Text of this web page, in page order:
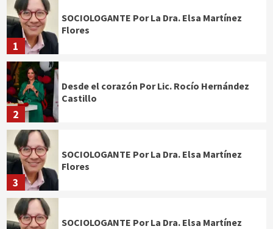
1
SOCIOLOGANTE Por La Dra. Elsa Martínez
Flores
2
Desde el corazón Por Lic. Rocío Hernández
Castillo
3
SOCIOLOGANTE Por La Dra. Elsa Martínez
Flores
SOCIOLOGANTE Por La Dra. Elsa Martínez